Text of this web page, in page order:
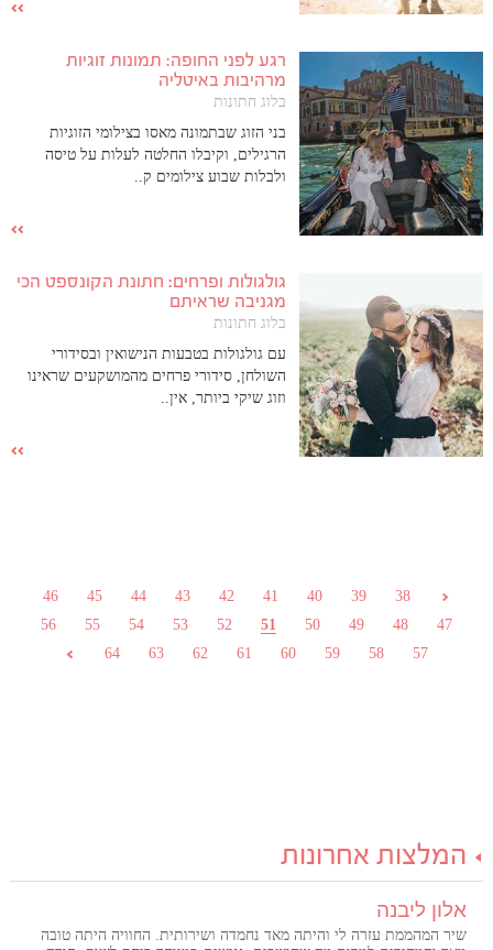
רגע לפני החופה: תמונות זוגיות
מרהיבות באיטליה
בלוג חתונות
בני הזוג שבתמונה מאסו בצילומי הזוגיות
הרגילים, וקיבלו החלטה לעלות על טיסה
ולבלות שבוע צילומים ק..
גולגולות ופרחים: חתונת הקונספט הכי
מגניבה שראיתם
בלוג חתונות
עם גולגולות בטבעות הנישואין ובסידורי
השולחן, סידורי פרחים מהמושקעים שראינו
וזוג שיקי ביותר, אין..
38
39
40
41
42
43
44
45
46
47
48
49
50
51
52
53
54
55
56
57
58
59
60
61
62
63
64
המלצות אחרונות
אלון ליבנה
שיר המהממת עזרה לי והיתה מאד נחמדה ושירותית. החוויה היתה טובה